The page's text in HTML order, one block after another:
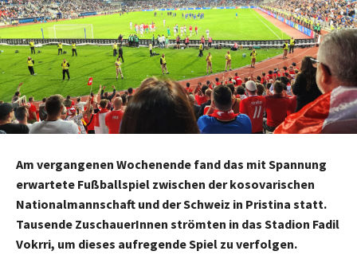
Am vergangenen Wochenende fand das mit Spannung
erwartete Fußballspiel zwischen der kosovarischen
Nationalmannschaft und der Schweiz in Pristina statt.
Tausende ZuschauerInnen strömten in das Stadion Fadil
Vokrri, um dieses aufregende Spiel zu verfolgen.